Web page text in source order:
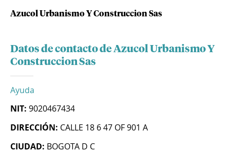
Azucol Urbanismo Y Construccion Sas
Datos de contacto de Azucol Urbanismo Y
Construccion Sas
Ayuda
NIT: 9020467434
DIRECCIÓN: CALLE 18 6 47 OF 901 A
CIUDAD: BOGOTA D C